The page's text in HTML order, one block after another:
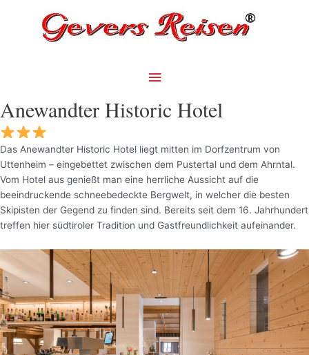
Hauptmenü
Anewandter Historic Hotel
Das Anewandter Historic Hotel liegt mitten im Dorfzentrum von
Uttenheim – eingebettet zwischen dem Pustertal und dem Ahrntal.
Vom Hotel aus genießt man eine herrliche Aussicht auf die
beeindruckende schneebedeckte Bergwelt, in welcher die besten
Skipisten der Gegend zu finden sind. Bereits seit dem 16. Jahrhundert
treffen hier südtiroler Tradition und Gastfreundlichkeit aufeinander.